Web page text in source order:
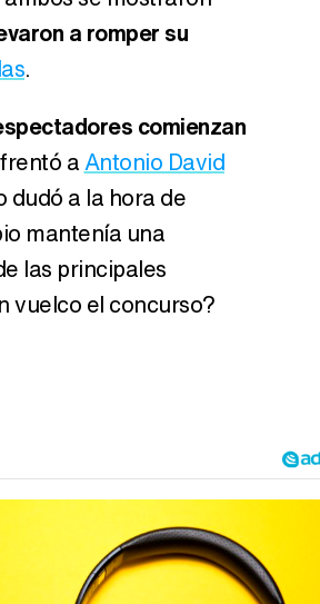
a romper su
.
comienzan
aAntonio David
dudó a la hora de
mantenía una
las principales
vuelco el concurso?